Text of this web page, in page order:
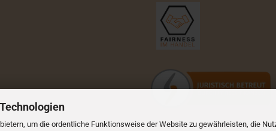
um die ordentliche Funktionsweise der Website zu gewährleisten, die